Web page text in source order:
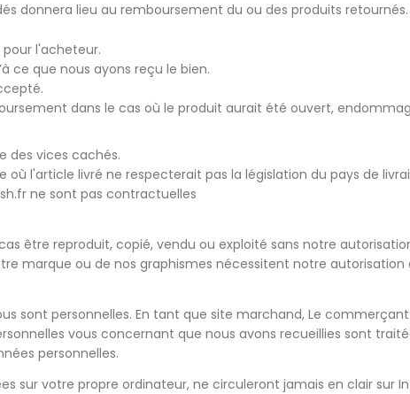
donnera lieu au remboursement du ou des produits
l'acheteur.
ce que nous ayons reçu le bien.
dans le cas où le produit aurait été ouvert,
des vices cachés.
l'article livré ne respecterait pas la législation du pays de
ne sont pas contractuelles
être reproduit, copié, vendu ou exploité sans notre
marque ou de nos graphismes nécessitent notre autorisation
sont personnelles. En tant que site marchand, Le
vous concernant que nous avons recueillies sont
personnelles.
sur votre propre ordinateur, ne circuleront jamais en clair sur